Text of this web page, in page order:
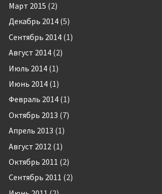
Март 2015 (2)
Декабрь 2014 (5)
Сентябрь 2014 (1)
Август 2014 (2)
Июль 2014 (1)
Июнь 2014 (1)
Февраль 2014 (1)
Октябрь 2013 (7)
Апрель 2013 (1)
Август 2012 (1)
Октябрь 2011 (2)
Сентябрь 2011 (2)